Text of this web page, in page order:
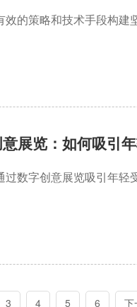
的策略和技术手段构
展览：如何吸引
数字创意展览吸引年
3 4 5 6 下